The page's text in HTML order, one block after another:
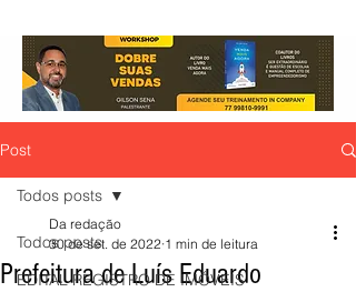
Post
Todos posts
EDITAL REGISTRO DE IMÓVEIS
Todos posts
Prefeitura de Luís Eduardo
Da redação
30 de set. de 2022 1 min de leitura